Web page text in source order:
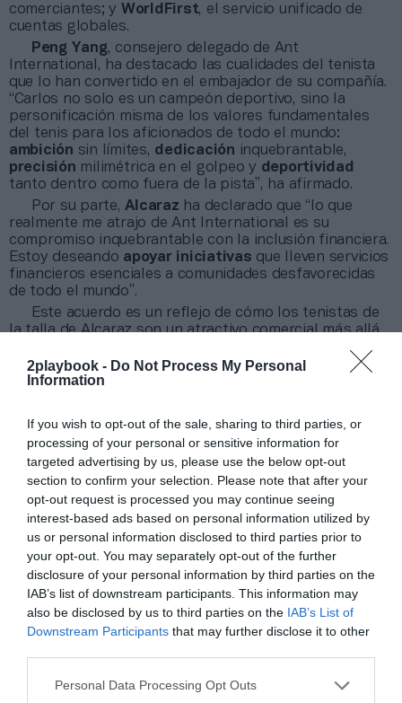
2playbook - Do Not Process My Personal
Information
If you wish to opt-out of the sale, sharing to third parties, or
processing of your personal or sensitive information for
targeted advertising by us, please use the below opt-out
section to confirm your selection. Please note that after your
opt-out request is processed you may continue seeing
interest-based ads based on personal information utilized by
us or personal information disclosed to third parties prior to
your opt-out. You may separately opt-out of the further
disclosure of your personal information by third parties on the
IAB’s list of downstream participants. This information may
also be disclosed by us to third parties on the IAB’s List of
Downstream Participants that may further disclose it to other
Personal Data Processing Opt Outs
comerciantes; y WorldFirst, el servicio unificado de
cuentas globales.
Peng Yang, consejero delegado de Ant
International, ha destacado las cualidades del tenista
que lo han convertido en el embajador de su compañía.
“Carlos no solo es un campeón deportivo, sino la
personificación misma de los valores fundamentales
del tenis para los aficionados de todo el mundo:
ambición sin límites, dedicación inquebrantable,
precisión milimétrica en el golpeo y deportividad
tanto dentro como fuera de la pista”, ha afirmado.
Por su parte,Alcaraz ha declarado que “lo que
realmente me atrajo de Ant International es su
compromiso inquebrantable con la inclusión financiera.
Estoy deseando apoyar iniciativas que lleven servicios
financieros esenciales a comunidades desfavorecidas
de todo el mundo”.
Este acuerdo es un reflejo de cómo los tenistas de
la talla de Alcaraz son unatractivo comercial más allá
amplía la cartera de asociaciones del tenista en la que
se encuentran marcas como
¡Suscríbete a nuestro newsletter mensual de
Patrocinio!
2Playbook Media lanzó en 2025 su propio newsletter
mensual especializado en patrocinio. En él tomamos el
pulso al sector abordando el tema que ha marcado la
actualidad del sector, además de ofrecer un recap de los
principales contratos de patrocinio cerrados en España,
Europa y Norteamérica en los últimos 30 días.Aquí
puedes apuntarte gratis.
Añadir 2Playbookcomo fuente preferida de Google
de forma gratuita
ACTIVAR AHORA